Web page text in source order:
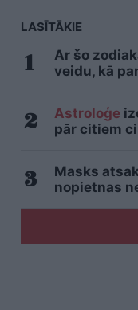
LASĪTĀKIE
Ar šo
veidu, kā
Astroloģe
pār citiem
Masks
nopietnas